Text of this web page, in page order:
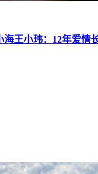
海王小玮：12年爱情